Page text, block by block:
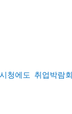
청에도  취업박람